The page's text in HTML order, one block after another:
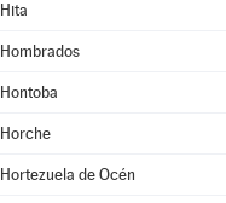
Hita
Hombrados
Hontoba
Horche
Hortezuela de Océn